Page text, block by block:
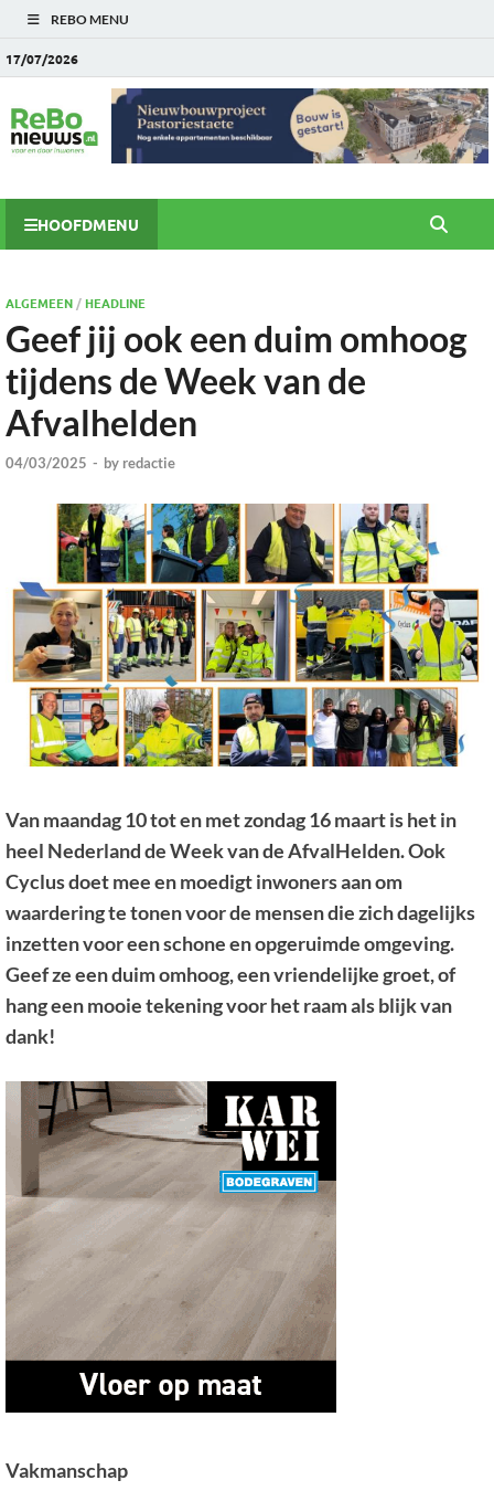
REBO MENU
17/07/2026
HOOFDMENU
ALGEMEEN/ HEADLINE
Geef jij ook een duim omhoog
tijdens de Week van de
Afvalhelden
04/03/2025 - by redactie
Van maandag 10 tot en met zondag 16 maart is het in
heel Nederland de Week van deAfvalHelden. Ook
Cyclus doet mee en moedigt inwoners aan om
waardering te tonen voor de mensen die zich dagelijks
inzetten voor een schone en opgeruimde omgeving.
Geef ze eenduim omhoog, een vriendelijke groet, of
hang een mooie tekening voor het raam als blijk van
dank!
Vakmanschap